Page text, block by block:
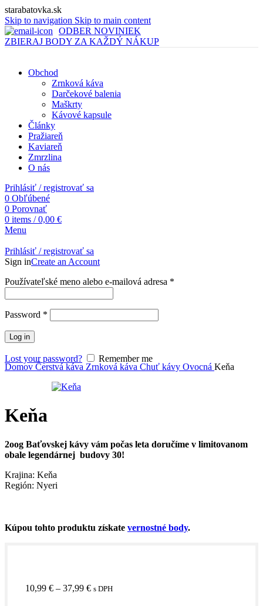
starabatovka.sk
Skip to navigation Skip to main content
ODBER NOVINIEK
ZBIERAJ BODY ZA KAŽDÝ NÁKUP
Obchod
Zrnková káva
Darčekové balenia
Maškrty
Kávové kapsule
Články
Pražiareň
Kaviareň
Zmrzlina
O nás
Prihlásiť / registrovať sa
0 Obľúbené
0 Porovnať
0 items / 0,00 €
Menu
Prihlásiť / registrovať sa
Sign inCreate an Account
Používateľské meno alebo e-mailová adresa *
Password *
Log in
Lost your password?
Remember me
Domov Čerstvá káva Zrnková káva Chuť kávy Ovocná Keňa
Keňa
2oog Baťovskej kávy vám počas leta doručíme v limitovanom
obale legendárnej budovy 30!
Krajina: Keňa
Región: Nyeri
Kúpou tohto produktu získate vernostné body.
10,99 € – 37,99 €Price
s DPH